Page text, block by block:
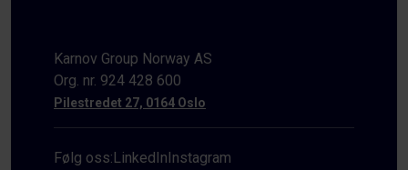
Karnov Group Norway AS
Org. nr. 924 428 600
Pilestredet 27, 0164 Oslo
Følg oss:LinkedInInstagram